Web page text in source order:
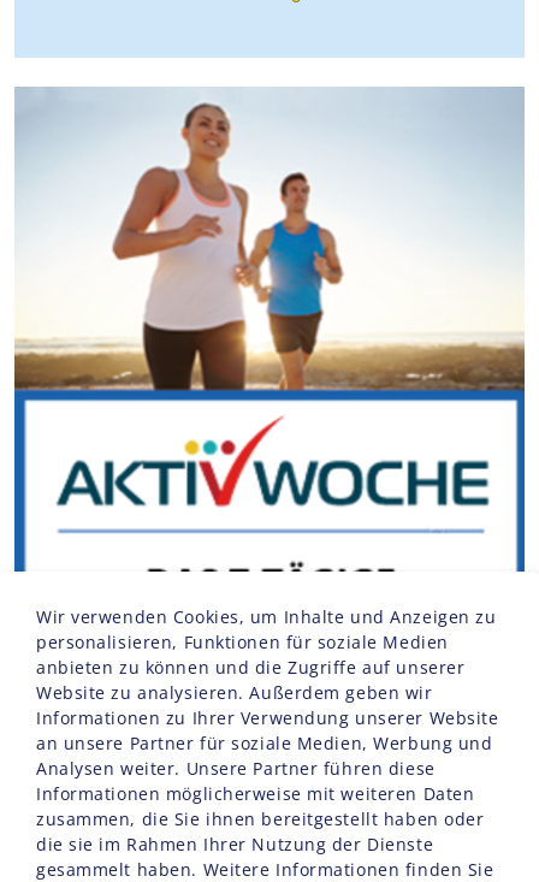
Wir verwenden Cookies, um Inhalte und Anzeigen zu
personalisieren, Funktionen für soziale Medien
anbieten zu können und die Zugriffe auf unserer
Website zu analysieren. Außerdem geben wir
Informationen zu Ihrer Verwendung unserer Website
an unsere Partner für soziale Medien, Werbung und
Analysen weiter. Unsere Partner führen diese
Informationen möglicherweise mit weiteren Daten
zusammen, die Sie ihnen bereitgestellt haben oder
die sie im Rahmen Ihrer Nutzung der Dienste
gesammelt haben. Weitere Informationen finden Sie